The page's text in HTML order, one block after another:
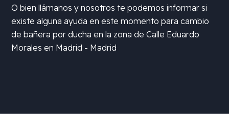
O bien llámanos y nosotros te podemos informar si
existe alguna ayuda en este momento para cambio
de bañera por ducha en la zona deCalle Eduardo
Morales en Madrid - Madrid